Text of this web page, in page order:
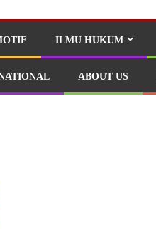
ILMU HUKUM
ABOUT US